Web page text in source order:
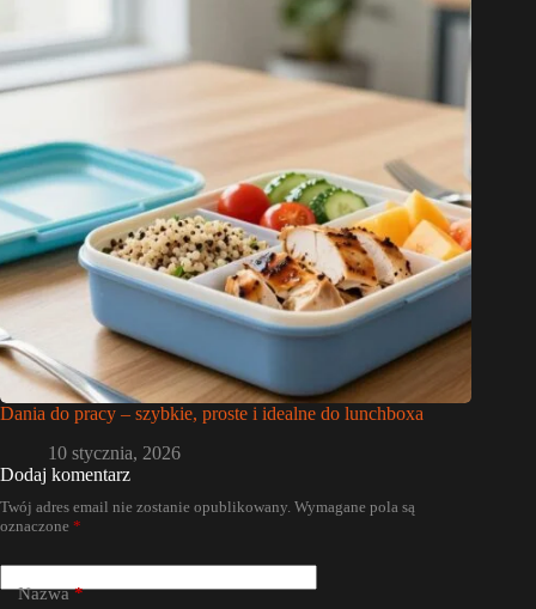
Dania do pracy – szybkie, proste i idealne do lunchboxa
10 stycznia, 2026
Dodaj komentarz
Twój adres email nie zostanie opublikowany. Wymagane pola są
oznaczone *
Nazwa*